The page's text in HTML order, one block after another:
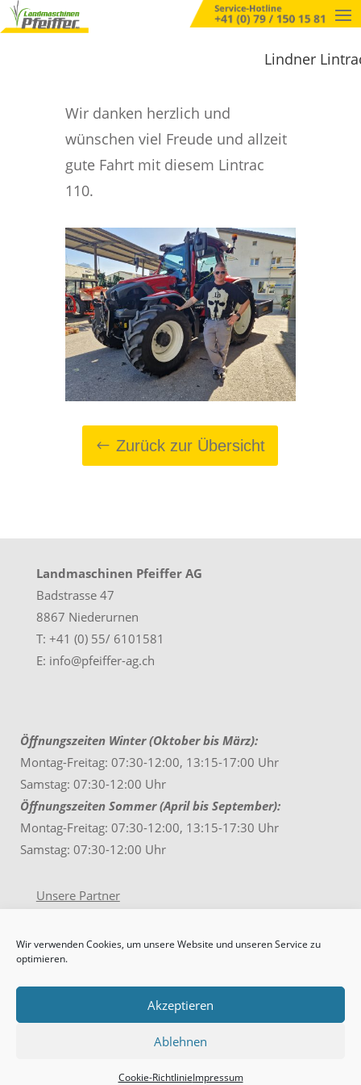
Wir verwenden Cookies, um unsere Website und unseren Service zu
optimieren.
Akzeptieren
Ablehnen
Cookie-RichtlinieImpressum
Lindner
Wir danken herzlich und
wünschen viel Freude und allzeit
gute Fahrt mit diesem Lintrac
110.
Zurück zur Übersicht
Landmaschinen Pfeiffer AG
Badstrasse 47
8867 Niederurnen
T: +41 (0) 55/ 6101581
E: info@pfeiffer-ag.ch
Öffnungszeiten Winter (Oktober bis März):
Montag-Freitag: 07:30-12:00, 13:15-17:00 Uhr
Samstag: 07:30-12:00 Uhr
Öffnungszeiten Sommer (April bis September):
Montag-Freitag: 07:30-12:00, 13:15-17:30 Uhr
Samstag: 07:30-12:00 Uhr
Unsere Partner
Impressum
Facebook